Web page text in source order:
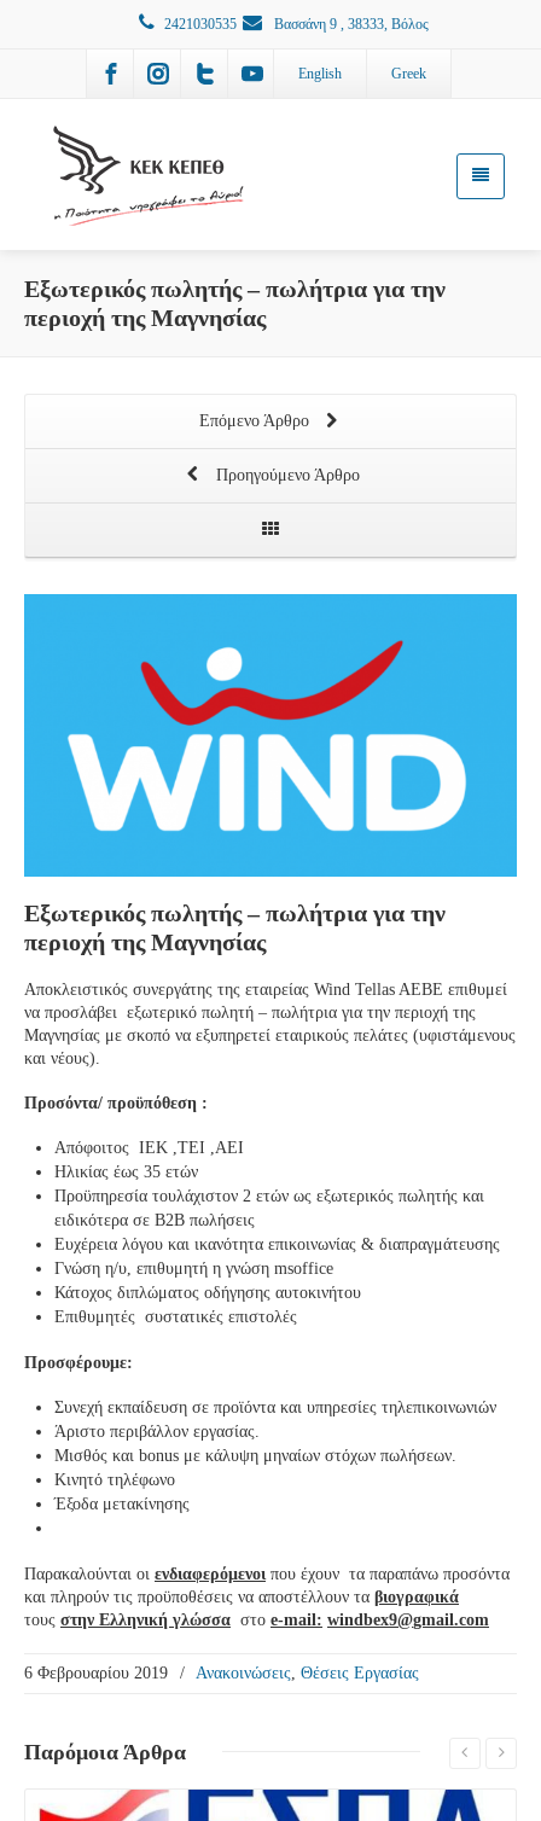
2421030535 Βασσάνη 9 , 38333, Βόλος
English Greek
Εξωτερικός πωλητής – πωλήτρια για την
περιοχή της Μαγνησίας
Επόμενο Άρθρο
Προηγούμενο Άρθρο
Εξωτερικός πωλητής – πωλήτρια για την
περιοχή της Μαγνησίας
Αποκλειστικός συνεργάτης της εταιρείας Wind Tellas AEBE επιθυμεί
να προσλάβει εξωτερικό πωλητή – πωλήτρια για την περιοχή της
Μαγνησίας με σκοπό να εξυπηρετεί εταιρικούς πελάτες (υφιστάμενους
και νέους).
Προσόντα/ προϋπόθεση :
Απόφοιτος ΙΕΚ ,ΤΕΙ ,ΑΕΙ
Ηλικίας έως 35 ετών
Προϋπηρεσία τουλάχιστον 2 ετών ως εξωτερικός πωλητής και
ειδικότερα σε Β2Β πωλήσεις
Ευχέρεια λόγου και ικανότητα επικοινωνίας & διαπραγμάτευσης
Γνώση η/υ, επιθυμητή η γνώση msoffice
Κάτοχος διπλώματος οδήγησης αυτοκινήτου
Επιθυμητές συστατικές επιστολές
Προσφέρουμε:
Συνεχή εκπαίδευση σε προϊόντα και υπηρεσίες τηλεπικοινωνιών
Άριστο περιβάλλον εργασίας.
Μισθός και bonus με κάλυψη μηναίων στόχων πωλήσεων.
Κινητό τηλέφωνο
Έξοδα μετακίνησης
Παρακαλούνται οι ενδιαφερόμενοι που έχουν τα παραπάνω προσόντα
και πληρούν τις προϋποθέσεις να αποστέλλουν τα βιογραφικά
τους στην Ελληνική γλώσσα στο e-mail: windbex9@gmail .com
6 Φεβρουαρίου 2019 / Ανακοινώσεις Θέσεις Εργασίας
Παρόμοια Άρθρα
Δείτε Περισσότερα